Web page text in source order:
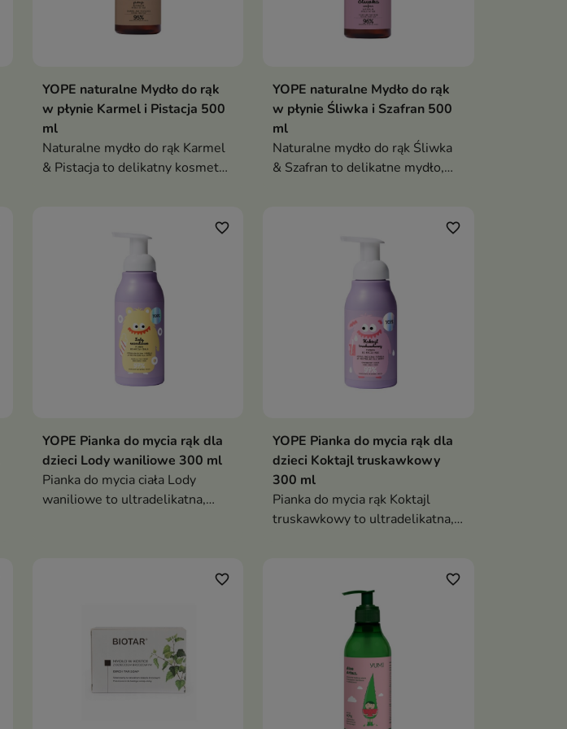
YOPE naturalne Mydło do rąk
w płynie Karmel i Pistacja 500
ml
Naturalne mydło do rąk Karmel
& Pistacja to delikatny kosmetyk
orzechowym aromatem
YOPE naturalne Mydło do rąk
w płynie Śliwka i Szafran 500
ml
Naturalne mydło do rąk Śliwka
& Szafran to delikatne mydło,
otuloną eleganckim zapachem
favorite_border
YOPE Pianka do mycia rąk dla
dzieci Lody waniliowe 300 ml
Pianka do mycia ciała Lody
waniliowe to ultradelikatna,
słodkim, kremowym zapachem
favorite_border
YOPE Pianka do mycia rąk dla
dzieci Koktajl truskawkowy
300 ml
Pianka do mycia rąk Koktajl
truskawkowy to ultradelikatna,
słodkim, owocowym zapachem
favorite_border favorite_border